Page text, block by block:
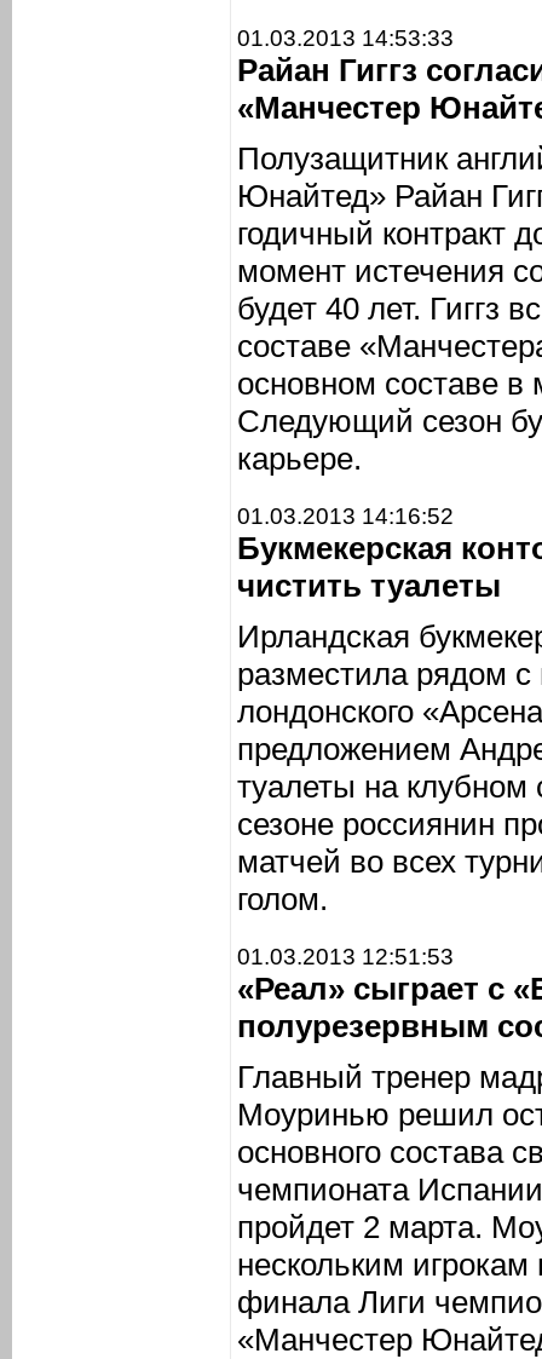
01.03.2013 14:53:33
Райан Гиггз
«Манчестер
Полузащитник
Юнайтед» Райан
годичный контракт
момент истечения
будет 40 лет. Гиггз
составе
основном составе в
Следующий сезон
карьере.
01.03.2013 14:16:52
Букмекерская
чистить туалеты
Ирландская
разместила рядом с
лондонского
предложением
туалеты на
сезоне россиянин
матчей во всех
голом.
01.03.2013 12:51:53
«Реал» сыграет с
полурезервным
Главный тренер
Моуринью решил
основного состава
чемпионата
пройдет 2 марта.
нескольким игрокам
финала Лиги
«Манчестер